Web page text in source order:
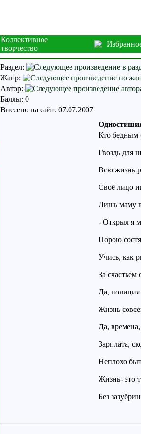
Коллективное
творчество
Раздел:
Жанр:
Автор:
Баллы: 0
Внесено на сайт: 07.07.2007
Кто бедным
Гвоздь для
Всю жизнь
Своё лицо
Лишь маму
- Открыл я
Порою
Учись, как
За счастьем
Да, полиция
Жизнь
Да,
Зарплата,
Неплохо
Жизнь- это
Без